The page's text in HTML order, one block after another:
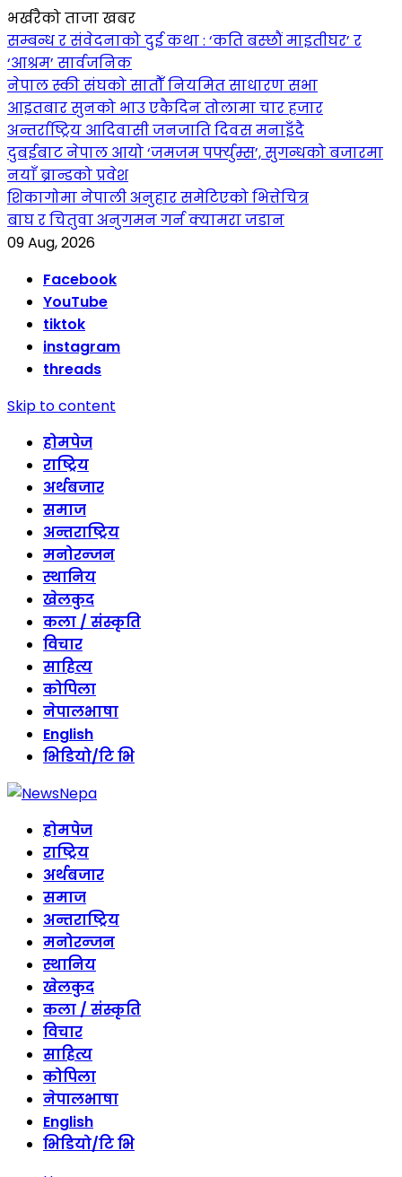
भर्खरैको ताजा खबर
सम्बन्ध र संवेदनाको दुई कथा : ‘कति बस्छौं माइतीघर’ र
‘आश्रम’ सार्वजनिक
नेपाल स्की संघको सातौँ नियमित साधारण सभा
आइतबार सुनको भाउ एकैदिन तोलामा चार हजार
अन्तर्राष्ट्रिय आदिवासी जनजाति दिवस मनाइँदै
दुबईबाट नेपाल आयो ‘जमजम पर्फ्युम्स’, सुगन्धको बजारमा
नयाँ ब्रान्डको प्रवेश
शिकागोमा नेपाली अनुहार समेटिएको भित्तेचित्र
बाघ र चितुवा अनुगमन गर्न क्यामरा जडान
09 Aug, 2026
Facebook
YouTube
tiktok
instagram
threads
Skip to content
होमपेज
राष्ट्रिय
अर्थबजार
समाज
अन्तराष्ट्रिय
मनोरन्जन
स्थानिय
खेलकुद
कला / संस्कृति
विचार
साहित्य
कोपिला
नेपालभाषा
English
भिडियो/टि भि
होमपेज
राष्ट्रिय
अर्थबजार
समाज
अन्तराष्ट्रिय
मनोरन्जन
स्थानिय
खेलकुद
कला / संस्कृति
विचार
साहित्य
कोपिला
नेपालभाषा
English
भिडियो/टि भि